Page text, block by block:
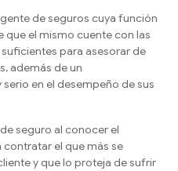
de seguros cuya función
que el mismo cuente con las
para asesorar de
además de un
en el desempeño de sus
seguro al conocer el
el que más se
y que lo proteja de sufrir